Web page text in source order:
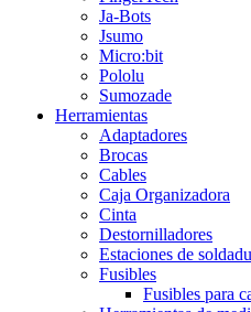
Ja-Bots
Jsumo
Micro:bit
Pololu
Sumozade
Herramientas
Adaptadores
Brocas
Cables
Caja Organizadora
Cinta
Destornilladores
Estaciones de
Fusibles
Fusibles para